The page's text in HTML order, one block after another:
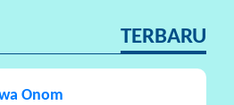
TERBARU
Onom